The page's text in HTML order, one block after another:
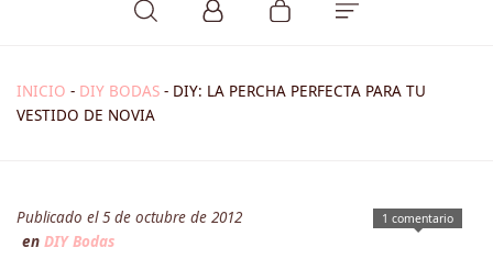
INICIO - DIY BODAS - DIY: LA PERCHA PERFECTA PARA TU
VESTIDO DE NOVIA
1 comentario
Publicado el 5 de octubre de 2012
en DIY Bodas